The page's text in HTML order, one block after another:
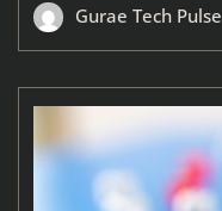
Gurae Tech Pulse